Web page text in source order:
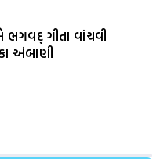
ભગવદ્ ગીતા વાંચવી
અંબાણી